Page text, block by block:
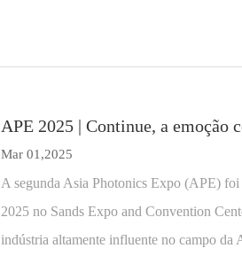
APE 2025 | Continue, a emoção
Mar 01,2025
A segunda Asia Photonics Expo (APE)
2025 no Sands Expo and Convention
indústria altamente influente no campo da